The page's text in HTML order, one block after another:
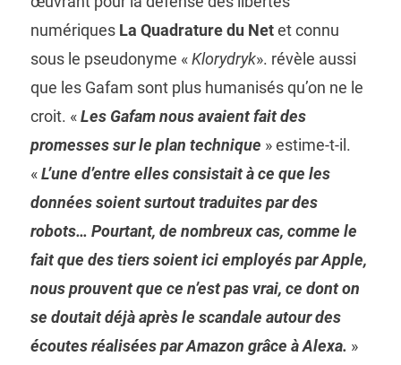
numériques La Quadrature du Netet connu
sous le pseudonyme «Klorydryk». révèle aussi
que les Gafam sont plus humanisés qu’on ne le
croit. «Les Gafam nous avaient fait des
promesses sur le plan technique » estime-t-il.
«L’une d’entre elles consistait à ce que les
données soient surtout traduites par des
robots… Pourtant, de nombreux cas, comme le
fait que des tiers soient ici employés par Apple,
nous prouvent que ce n’est pas vrai, ce dont on
se doutait déjà après le scandale autour des
écoutes réalisées par Amazon grâce à Alexa. »